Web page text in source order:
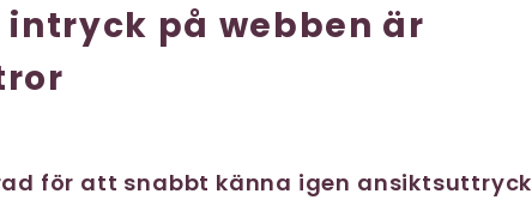
på webben är
för att snabbt känna igen ansiktsuttryck